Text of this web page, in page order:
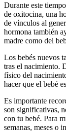
Durante este
de oxitocina, una
de vínculos al
hormona también
madre como del
Los bebés nuevos
tras el nacimiento.
físico del
hacer que el bebé
Es importante
son significativas,
con tu bebé. Para
semanas, meses o